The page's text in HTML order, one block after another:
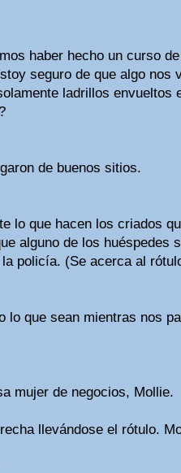
haber hecho un curso
seguro de que algo nos
ladrillos envueltos
de buenos sitios.
lo que hacen los criados
alguno de los huéspedes
policía. (Se acerca al
lo que sean mientras nos
mujer de negocios, Mollie.
llevándose el rótulo.